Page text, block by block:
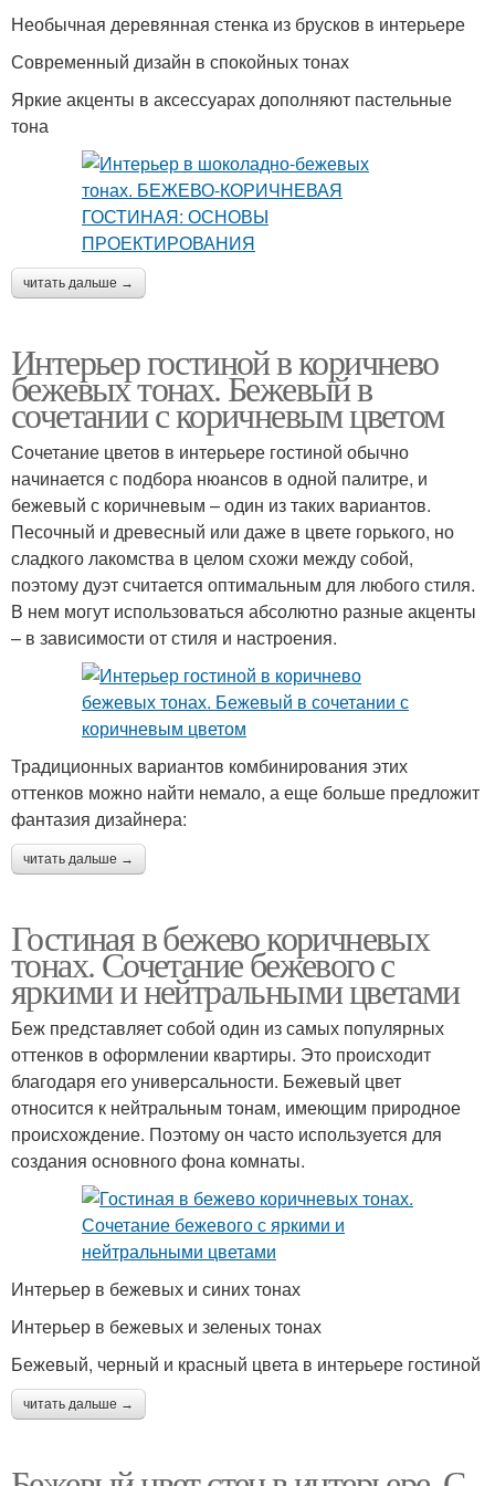
Необычная деревянная стенка из брусков в интерьере
Современный дизайн в спокойных тонах
Яркие акценты в аксессуарах дополняют пастельные
тона
читать дальше →
Интерьер гостиной в коричнево
бежевых тонах. Бежевый в
сочетании с коричневым цветом
Сочетание цветов в интерьере гостиной обычно
начинается с подбора нюансов в одной палитре, и
бежевый с коричневым – один из таких вариантов.
Песочный и древесный или даже в цвете горького, но
сладкого лакомства в целом схожи между собой,
поэтому дуэт считается оптимальным для любого стиля.
В нем могут использоваться абсолютно разные акценты
– в зависимости от стиля и настроения.
Традиционных вариантов комбинирования этих
оттенков можно найти немало, а еще больше предложит
фантазия дизайнера:
читать дальше →
Гостиная в бежево коричневых
тонах. Сочетание бежевого с
яркими и нейтральными цветами
Беж представляет собой один из самых популярных
оттенков в оформлении квартиры. Это происходит
благодаря его универсальности. Бежевый цвет
относится к нейтральным тонам, имеющим природное
происхождение. Поэтому он часто используется для
создания основного фона комнаты.
Интерьер в бежевых и синих тонах
Интерьер в бежевых и зеленых тонах
Бежевый, черный и красный цвета в интерьере гостиной
читать дальше →